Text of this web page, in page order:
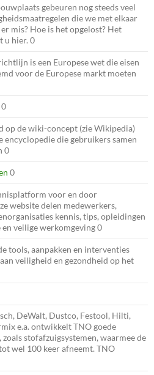
gebeuren nog steeds veel
die we met elkaar
mis? Hoe is het opgelost? Het
u hier. 0
is een Europese wet die eisen
voor de Europese markt moeten
0
op de wiki-concept (zie Wikipedia)
die gebruikers samen
0
0
voor en door
website delen medewerkers,
kennis, tips, opleidingen
veilige werkomgeving 0
tools, aanpakken en interventies
veiligheid en gezondheid op het
DeWalt, Dustco, Festool, Hilti,
e.a. ontwikkelt TNO goede
stofafzuigsystemen, waarmee de
wel 100 keer afneemt. TNO